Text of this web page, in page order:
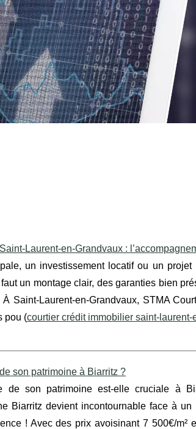
:
un investissement locatif ou un
faut un montage clair, des garanties bien
Saint‑Laurent‑en‑Grandvaux, STMA
pou (courtier crédit immobilier saint-laurent-
son patrimoine à Biarritz ?
de son patrimoine est-elle cruciale à
Biarritz devient incontournable face à un
! Avec des prix avoisinant 7 500€/m²